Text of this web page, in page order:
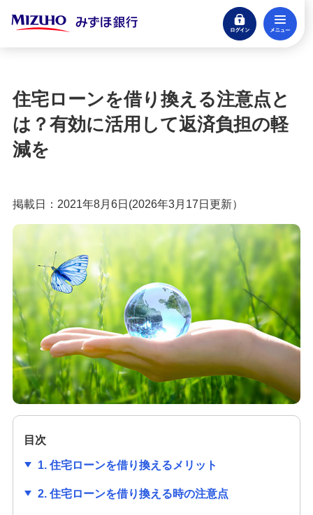
ログイン
閉じる
住宅ローンのよくあるご質問
ライフプラン・家族の記事一覧
住宅ローンのご相談・お問い合わせ
住宅ローン（借り換え）
みずほ信用保証株式会社が行う保証業務につ
いて
カードローン
みずほ リ・バース60
多目的ローン
住宅ローンを借り換える注意点と
は？ 有効に活用して返済負担の軽
減を
掲載日：2021年8月6日(2026年3月17日更新）
目次
1. 住宅ローンを借り換えるメリット
2. 住宅ローンを借り換える時の注意点